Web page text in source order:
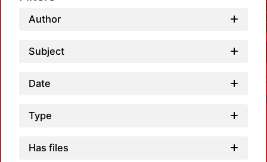
Author
Subject
Date
Type
Has files